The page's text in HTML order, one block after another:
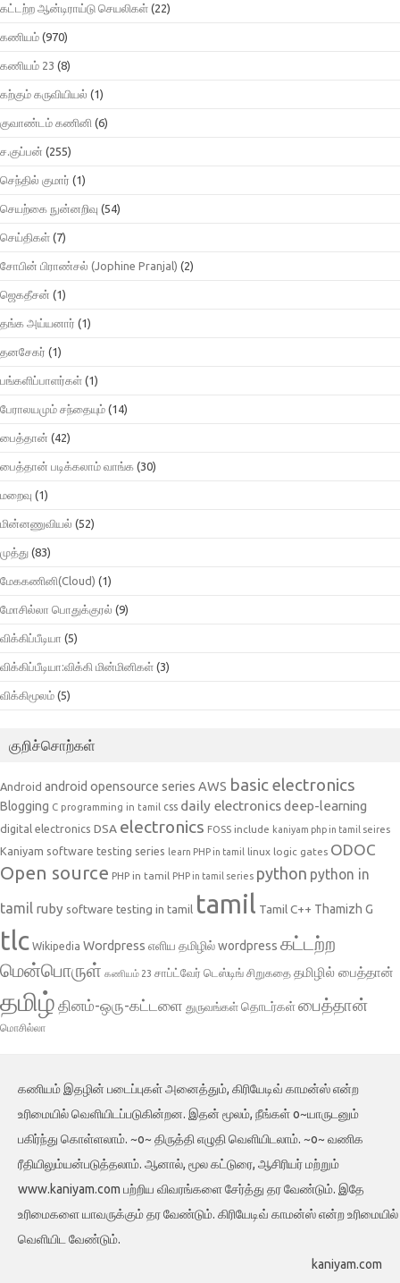
கட்டற்ற ஆன்டிராய்டு செயலிகள் (22)
கணியம் (970)
கணியம் 23 (8)
கற்கும் கருவியியல் (1)
குவாண்டம் கணினி (6)
ச.குப்பன் (255)
செந்தில் குமார் (1)
செயற்கை நுன்னறிவு (54)
செய்திகள் (7)
சோபின் பிராண்சல் (Jophine Pranjal) (2)
ஜெகதீசன் (1)
தங்க அய்யனார் (1)
தனசேகர் (1)
பங்களிப்பாளர்கள் (1)
பேராலயமும் சந்தையும் (14)
பைத்தான் (42)
பைத்தான் படிக்கலாம் வாங்க (30)
மறைவு (1)
மின்னணுவியல் (52)
முத்து (83)
மேககணினி(Cloud) (1)
மோசில்லா பொதுக்குரல் (9)
விக்கிப்பீடியா (5)
விக்கிப்பீடியா:விக்கி மின்மினிகள் (3)
விக்கிமூலம் (5)
குறிச்சொற்கள்
Android android opensource series AWS basic electronics
Blogging C programming in tamil css daily electronicsdeep-learning
digital electronics DSA electronics FOSS include kaniyam php in tamil seires
Kaniyam software testing series learn PHP in tamil linux logic gates ODOC
Open source PHP in tamil PHP in tamil series python python in
tamil ruby software testing in tamil tamil Tamil C++ Thamizh G
tlc Wikipedia Wordpress எளிய தமிழில் wordpress கட்டற்ற
மென்பொருள் கணியம் 23 சாப்ட்வேர் டெஸ்டிங் சிறுகதை தமிழில் பைத்தான்
தமிழ் தினம்-ஒரு-கட்டளை துருவங்கள் தொடர்கள்பைத்தான்
மொசில்லா
கணியம் இதழின் படைப்புகள் அனைத்தும், கிரியேடிவ் காமன்ஸ் என்ற
உரிமையில் வெளியிடப்படுகின்றன. இதன் மூலம், நீங்கள் o~யாருடனும்
பகிர்ந்து கொள்ளலாம். ~o~ திருத்தி எழுதி வெளியிடலாம். ~o~ வணிக
ரீதியிலும்யன்படுத்தலாம். ஆனால், மூல கட்டுரை, ஆசிரியர் மற்றும்
www.kaniyam.com பற்றிய விவரங்களை சேர்த்து தர வேண்டும். இதே
உரிமைகளை யாவருக்கும் தர வேண்டும். கிரியேடிவ் காமன்ஸ் என்ற உரிமையில்
வெளியிட வேண்டும்.
kaniyam.com